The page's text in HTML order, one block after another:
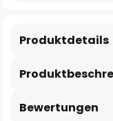
Produktdetails
Bewertungen